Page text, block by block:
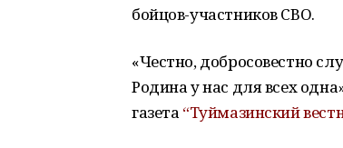
бойцов-участников СВО.
«Честно, добросовестно
Родина у нас для всех
газета “Туймазинский